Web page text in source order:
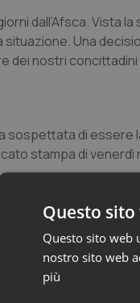
dall’Afsca. Vista
situazione. Una
dei nostri
sospettata di
stampa di venerdì
per questa
di adottare “tutte le
Questo
Questo sito web
nostro sito web
più